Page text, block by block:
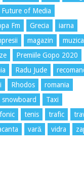
Future of Media
Fm
Grecia
iarna
magazin
muzica
Premiile Gopo 2020
Radu Jude
Rhodos
romania
snowboard
Taxi
tenis trafic
vară vidra